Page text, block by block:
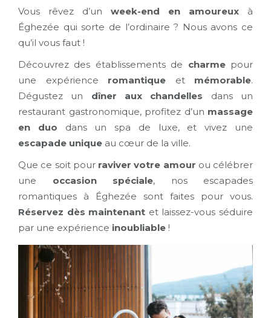
Vous rêvez d’un week-end en amoureux à
Éghezée qui sorte de l’ordinaire ? Nous avons ce
qu’il vous faut !
Découvrez des établissements de charmepour
une expérience romantique et mémorable.
Dégustez un dîner aux chandelles dans un
restaurant gastronomique, profitez d’un massage
en duo dans un spa de luxe, et vivez une
escapade unique au cœur de la ville.
Que ce soit pour raviver votre amour ou célébrer
une occasion spéciale, nos escapades
romantiques à Éghezée sont faites pour vous.
Réservez dès maintenant et laissez-vous séduire
par une expérience inoubliable !